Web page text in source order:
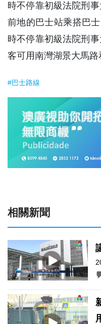
時不停靠初級法院刑
前地的巴士站乘搭巴
時不停靠初級法院刑
客可用南灣湖景大馬路
#巴士路線
相關新聞